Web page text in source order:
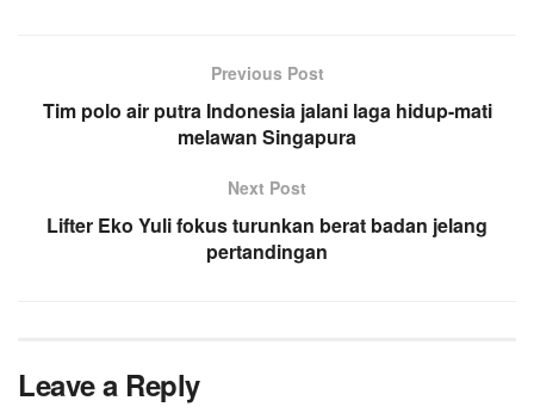
Previous Post
Tim polo air putra Indonesia jalani laga hidup-mati
melawan Singapura
Next Post
Lifter Eko Yuli fokus turunkan berat badan jelang
pertandingan
Leave a Reply